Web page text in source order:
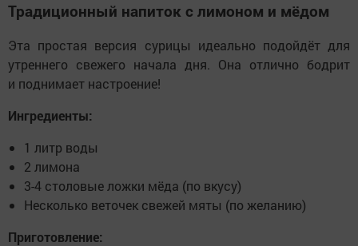
Традиционный напиток с лимоном и мёдом
Эта простая версия сурицы идеально подойдёт для
утреннего свежего начала дня. Она отлично бодрит
и поднимает настроение!
Ингредиенты:
1 литр воды
2 лимона
3-4 столовые ложки мёда (по вкусу)
Несколько веточек свежей мяты (по желанию)
Приготовление: